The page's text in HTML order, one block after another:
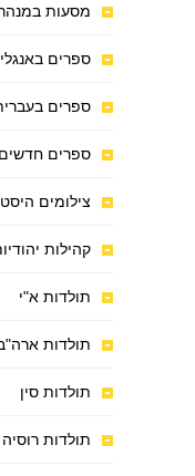
מסעות
ספרים
ספרים
ספרים
צילומים
קהילות
תולדות א"י
תולדות
תולדות סין
תולדות רוסיה